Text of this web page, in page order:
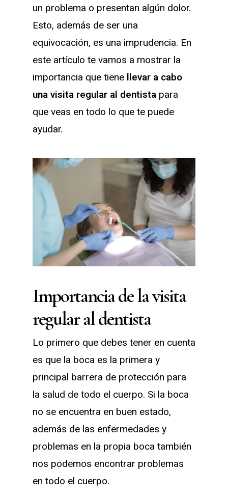
un problema o presentan algún dolor.
Esto, además de ser una
equivocación, es una imprudencia. En
este artículo te vamos a mostrar la
importancia que tiene llevar a cabo
una visita regular al dentista para
que veas en todo lo que te puede
ayudar.
Importancia de la visita
regular al dentista
Lo primero que debes tener en cuenta
es que la boca es la primera y
principal barrera de protección para
la salud de todo el cuerpo. Si la boca
no se encuentra en buen estado,
además de las enfermedades y
problemas en la propia boca también
nos podemos encontrar problemas
en todo el cuerpo.